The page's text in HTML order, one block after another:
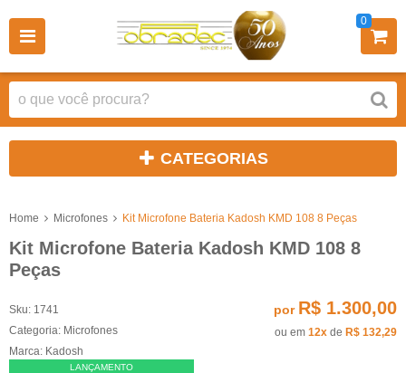
0
CATEGORIAS
Home Microfones Kit Microfone Bateria Kadosh KMD 108 8 Peças
Kit Microfone Bateria Kadosh KMD 108 8
Peças
Sku: 1741
Categoria: Microfones
Marca: Kadosh
LANÇAMENTO
por R$ 1.300,00
ou em 12x de R$ 132,29